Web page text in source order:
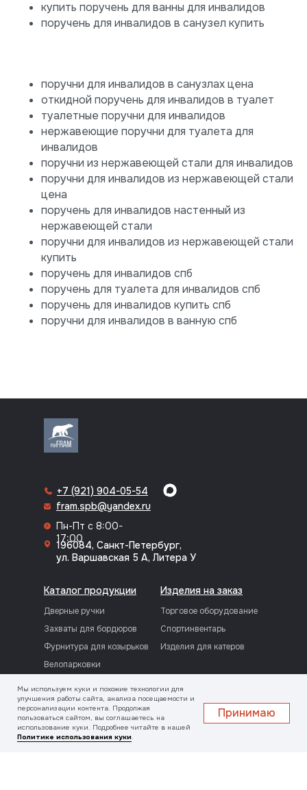
купить поручень для ванны для инвалидов
поручень для инвалидов в санузел купить
поручни для инвалидов в санузлах цена
откидной поручень для инвалидов в туалет
туалетные поручни для инвалидов
нержавеющие поручни для туалета для
инвалидов
поручни из нержавеющей стали для инвалидов
поручни для инвалидов из нержавеющей стали
цена
поручень для инвалидов настенный из
нержавеющей стали
поручни для инвалидов из нержавеющей стали
купить
поручень для инвалидов спб
поручень для туалета для инвалидов спб
поручень для инвалидов купить спб
поручни для инвалидов в ванную спб
Каталог продукции
Информация о компании
Дверные ручки
Захваты для бордюров
Фурнитура для козырьков
Велопарковки
Изделия на заказ
Торговое оборудование
Спортинвентарь
Изделия для катеров
Услуги
Токарно-фрезерные
работы
+7 (921) 904-05-54
fram.spb@yandex.ru
Пн-Пт с 8:00-
17:00
196084, Санкт-Петербург,
ул. Варшавская 5 А, Литера У
Мы используем куки и похожие технологии для
улучшения работы сайта, анализа посещаемости и
персонализации контента. Продолжая
пользоваться сайтом, вы соглашаетесь на
использование куки. Подробнее читайте в нашей
Политике использования куки.
Принимаю